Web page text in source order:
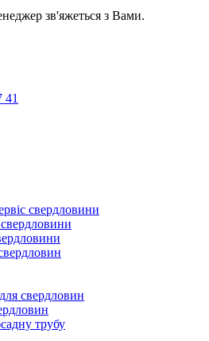
зв'яжеться з Вами.
41
свердловини
свердловин
трубу